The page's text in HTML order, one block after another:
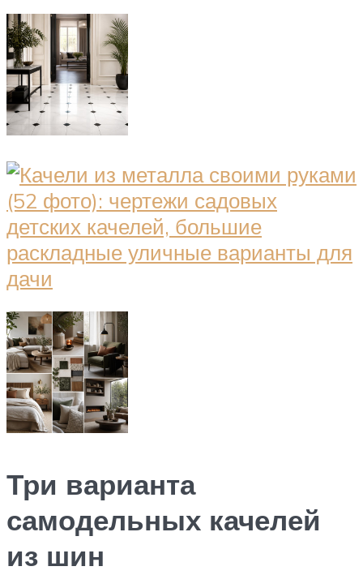
Три варианта
самодельных качелей
из шин